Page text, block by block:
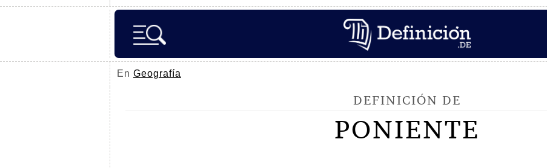
En Geografía
DEFINICIÓN DE
PONIENTE